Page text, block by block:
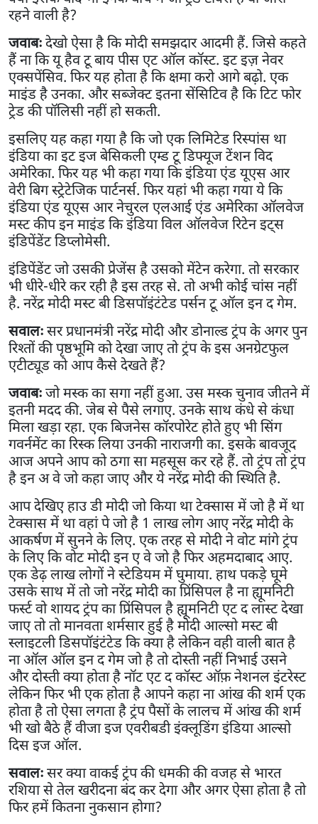
रहने वाली है?
जवाबःदेखो ऐसा है कि मोदी समझदार आदमी हैं. जिसे कहते
हैं ना कि यू हैव टू बाय पीस एट ऑल कॉस्ट. इट इज़ नेवर
एक्सपेंसिव. फिर यह होता है कि क्षमा करो आगे बढ़ो. एक
माइंड है उनका. और सब्जेक्ट इतना सेंसिटिव है कि टिट फोर
ट्रेड की पॉलिसी नहीं हो सकती.
इसलिए यह कहा गया है कि जो एक लिमिटेड रिस्पांस था
इंडिया का इट इज बेसिकली एम्ड टू डिफ्यूज टेंशन विद
अमेरिका. फिर यह भी कहा गया कि इंडिया एंड यूएस आर
वेरी बिग स्ट्रेटेजिक पार्टनर्स. फिर यहां भी कहा गया ये कि
इंडिया एंड यूएस आर नेचुरल एलआई एंड अमेरिका ऑलवेज
मस्ट कीप इन माइंड कि इंडिया विल ऑलवेज रिटेन इट्स
इंडिपेंडेंट डिप्लोमेसी.
इंडिपेंडेंट जो उसकी प्रेजेंस है उसको मेंटेन करेगा. तो सरकार
भी धीरे-धीरे कर रही है इस तरह से. तो अभी कोई चांस नहीं
है. नरेंद्र मोदी मस्ट बी डिसपॉइंटंटेड पर्सन टू ऑल इन द गेम.
सवालःसर प्रधानमंत्री नरेंद्र मोदी और डोनाल्ड ट्रंप के अगर पुन
रिश्तों की पृष्ठभूमि को देखा जाए तो ट्रंप के इस अनग्रेटफुल
एटीट्यूड को आप कैसे देखते हैं?
जवाबःजो मस्क का सगा नहीं हुआ. उस मस्क चुनाव जीतने में
इतनी मदद की. जेब से पैसे लगाए. उनके साथ कंधे से कंधा
मिला खड़ा रहा. एक बिजनेस कॉरपोरेट होते हुए भी सिंग
गवर्नमेंट का रिस्क लिया उनकी नाराजगी का. इसके बावजूद
आज अपने आप को ठगा सा महसूस कर रहे हैं. तो ट्रंप तो ट्रंप
है इन अ वे जो कहा जाए और ये नरेंद्र मोदी की स्थिति है.
आप देखिए हाउ डी मोदी जो किया था टेक्सास में जो है में था
टेक्सास में था वहां पे जो है 1 लाख लोग आए नरेंद्र मोदी के
आकर्षण में सुनने के लिए. एक तरह से मोदी ने वोट मांगे ट्रंप
के लिए कि वोट मोदी इन ए वे जो है फिर अहमदाबाद आए.
एक डेढ़ लाख लोगों ने स्टेडियम में घुमाया. हाथ पकड़े घूमे
उसके साथ में तो जो नरेंद्र मोदी का प्रिंसिपल है ना ह्यूमनिटी
फर्स्ट वो शायद ट्रंप का प्रिंसिपल है ह्यूमनिटी एट द लास्ट देखा
जाए तो तो मानवता शर्मसार हुई है मोदी आल्सो मस्ट बी
स्लाइटली डिसपॉइंटंटेड कि क्या है लेकिन वही वाली बात है
ना ऑल ऑल इन द गेम जो है तो दोस्ती नहीं निभाई उसने
और दोस्ती क्या होता है नॉट एट द कॉस्ट ऑफ़ नेशनल इंटरेस्ट
लेकिन फिर भी एक होता है आपने कहा ना आंख की शर्म एक
होता है तो ऐसा लगता है ट्रंप पैसों के लालच में आंख की शर्म
भी खो बैठे हैं वीजा इज एवरीबडी इंक्लूडिंग इंडिया आल्सो
दिस इज ऑल.
सवालःसर क्या वाकई ट्रंप की धमकी की वजह से भारत
रशिया से तेल खरीदना बंद कर देगा और अगर ऐसा होता है तो
फिर हमें कितना नुकसान होगा?